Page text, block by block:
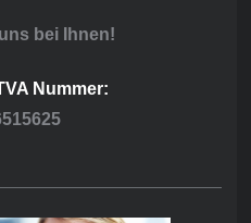
bei Ihnen!
Nummer: